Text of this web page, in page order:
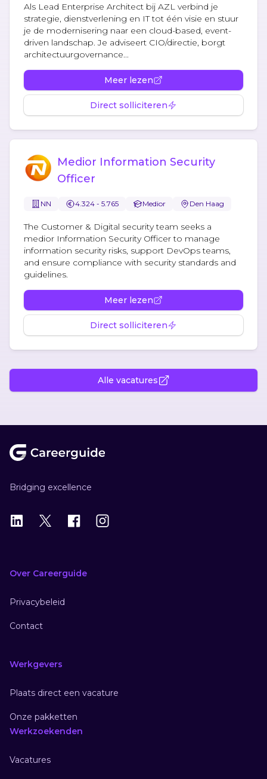
Als Lead Enterprise Architect bij AZL verbind je
strategie, dienstverlening en IT tot één visie en stuur
je de modernisering naar een cloud-based, event-
driven landschap. Je adviseert CIO/directie, borgt
architectuurgovernance...
Meer lezen
Direct solliciteren
Medior Information Security
Officer
NN 4.324 - 5.765 Medior Den Haag
The Customer & Digital security team seeks a
medior Information Security Officer to manage
information security risks, support DevOps teams,
and ensure compliance with security standards and
guidelines.
Meer lezen
Direct solliciteren
Alle vacatures
Bridging excellence
LinkedIn
X Instagram
Over Careerguide
Privacybeleid
Contact
Werkgevers
Plaats direct een vacature
Onze pakketten
Werkzoekenden
Vacatures